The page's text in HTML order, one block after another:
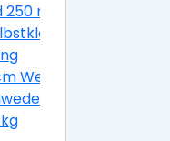
ml
Weiß
B x T 250